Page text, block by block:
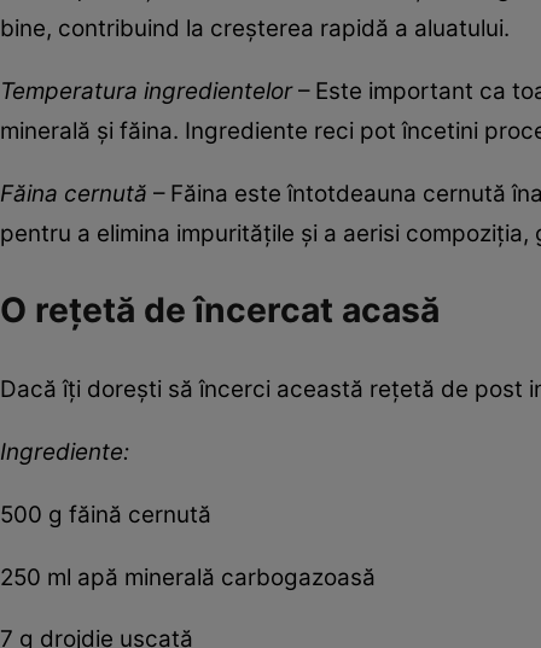
bine, contribuind la creșterea rapidă a aluatului.
Temperatura ingredientelor– Este important ca
minerală și făina. Ingrediente reci pot încetini
Făina cernută – Făina este întotdeauna cernută
pentru a elimina impuritățile și a aerisi
O rețetă de încercat acasă
Dacă îți dorești să încerci această rețetă de post
Ingrediente:
500 g făină cernută
250 ml apă minerală carbogazoasă
7 g drojdie uscată